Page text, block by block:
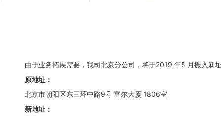
由于业务拓展需要，我司北京分公司，将于2019 年5 月搬入新
原地址：
北京市朝阳区东三环中路9号 富尔大厦 1806室
新地址：